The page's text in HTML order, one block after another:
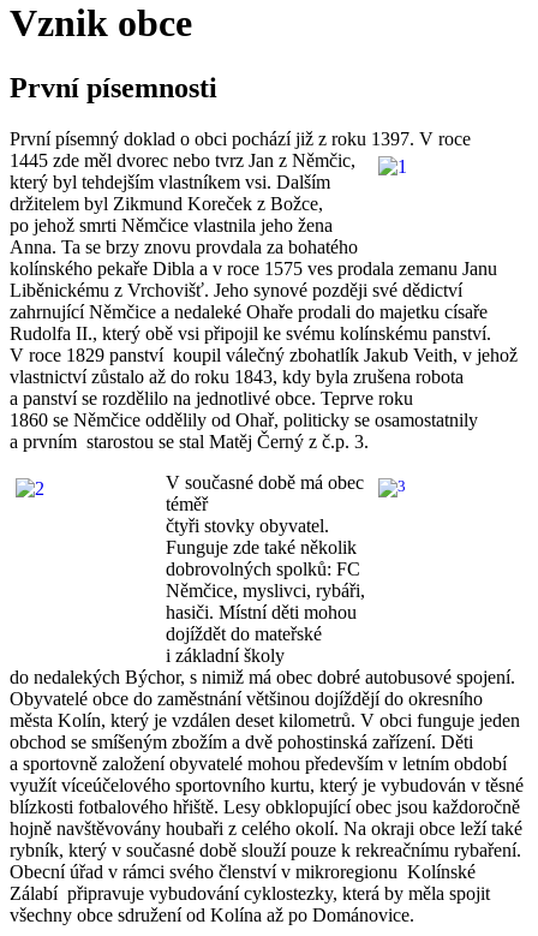
Vznik obce
První písemnosti
První písemný doklad o obci pochází již z roku 1397. V roce
1445 zde měl dvorec nebo tvrz Jan z Němčic,
který byl tehdejším vlastníkem vsi. Dalším
držitelem byl Zikmund Koreček z Božce,
po jehož smrti Němčice vlastnila jeho žena
Anna. Ta se brzy znovu provdala za bohatého
kolínského pekaře Dibla a v roce 1575 ves prodala zemanu Janu
Liběnickému z Vrchovišť. Jeho synové později své dědictví
zahrnující Němčice a nedaleké Ohaře prodali do majetku císaře
Rudolfa II., který obě vsi připojil ke svému kolínskému panství.
V roce 1829 panství koupil válečný zbohatlík Jakub Veith, v jehož
vlastnictví zůstalo až do roku 1843, kdy byla zrušena robota
a panství se rozdělilo na jednotlivé obce. Teprve roku
1860 se Němčice oddělily od Ohař, politicky se osamostatnily
a prvním starostou se stal Matěj Černý z č.p. 3.
V současné době má obec
téměř
čtyři stovky obyvatel. ​
Funguje zde také několik
dobrovolných spolků: FC
Němčice, myslivci, rybáři,
hasiči. Místní děti mohou
dojíždět do mateřské
i základní školy
do nedalekých Býchor, s nimiž má obec dobré autobusové spojení.
Obyvatelé obce do zaměstnání většinou dojíždějí do okresního
města Kolín, který je vzdálen deset kilometrů. V obci funguje jeden
obchod se smíšeným zbožím a dvě pohostinská zařízení. Děti
a sportovně založení obyvatelé mohou především v letním období
využít víceúčelového sportovního kurtu, který je vybudován v těsné
blízkosti fotbalového hřiště. Lesy obklopující obec jsou každoročně
hojně navštěvovány houbaři z celého okolí. Na okraji obce leží také
rybník, který v současné době slouží pouze k rekreačnímu rybaření.
Obecní úřad v rámci svého členství v mikroregionu Kolínské
Zálabí připravuje vybudování cyklostezky, která by měla spojit
všechny obce sdružení od Kolína až po Dománovice.